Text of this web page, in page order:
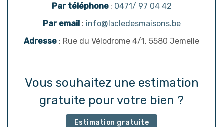
Par téléphone: 0471/ 97 04 42
Par email: info@lacledesmaisons.be
Adresse : Rue du Vélodrome 4/1, 5580 Jemelle
Vous souhaitez une estimation
gratuite pour votre bien ?
Estimation gratuite